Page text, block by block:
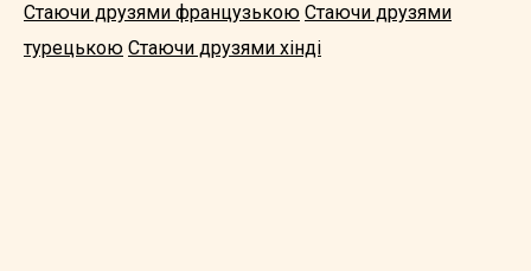
Стаючи друзями французькою Стаючи друзями
турецькою Стаючи друзями хінді